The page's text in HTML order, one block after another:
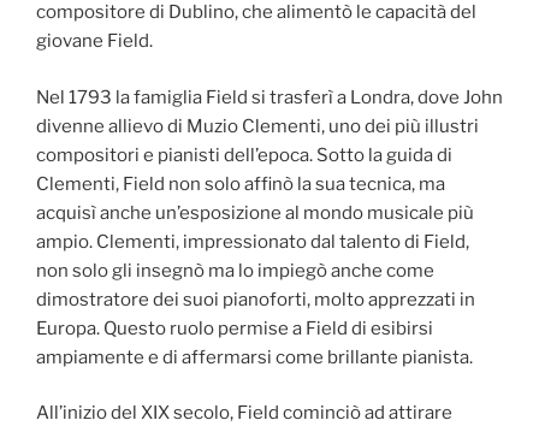
compositore di Dublino, che alimentò le capacità del
giovane Field.
Nel 1793 la famiglia Field si trasferì a Londra, dove John
divenne allievo di Muzio Clementi, uno dei più illustri
compositori e pianisti dell’epoca. Sotto la guida di
Clementi, Field non solo affinò la sua tecnica, ma
acquisì anche un’esposizione al mondo musicale più
ampio. Clementi, impressionato dal talento di Field,
non solo gli insegnò ma lo impiegò anche come
dimostratore dei suoi pianoforti, molto apprezzati in
Europa. Questo ruolo permise a Field di esibirsi
ampiamente e di affermarsi come brillante pianista.
All’inizio del XIX secolo, Field cominciò ad attirare